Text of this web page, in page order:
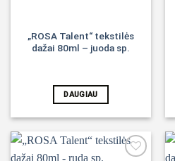
„ROSA Talent“ tekstilės
dažai 80ml – juoda sp.
DAUGIAU